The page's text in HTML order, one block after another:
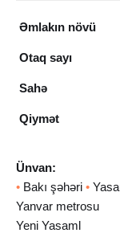
Əmlakın növü
Otaq sayı
Sahə
Qiymət
Ünvan:
• Bakı şəhəri •
Yanvar metrosu
Yeni Yasaml